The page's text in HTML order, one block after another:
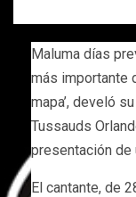
Maluma días
más importante
mapa’, develó
Tussauds
presentación de
El cantante, de